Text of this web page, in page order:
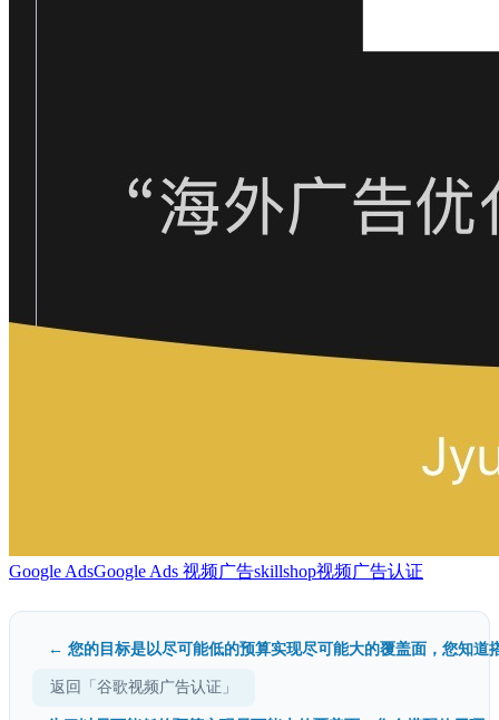
Google AdsGoogle Ads 视频广告skillshop视频广告认证
← 您的目标是以尽可能低的预算实现尽可能大的覆盖面，您知道
返回「谷歌视频广告认证」